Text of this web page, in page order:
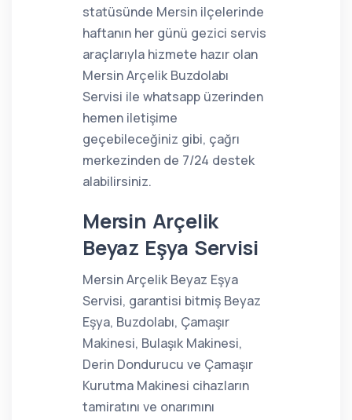
statüsünde Mersin ilçelerinde
haftanın her günü gezici servis
araçlarıyla hizmete hazır olan
Mersin Arçelik Buzdolabı
Servisi ile whatsapp üzerinden
hemen iletişime
geçebileceğiniz gibi, çağrı
merkezinden de 7/24 destek
alabilirsiniz.
Mersin Arçelik
Beyaz Eşya Servisi
Mersin Arçelik Beyaz Eşya
Servisi, garantisi bitmiş Beyaz
Eşya, Buzdolabı, Çamaşır
Makinesi, Bulaşık Makinesi,
Derin Dondurucu ve Çamaşır
Kurutma Makinesi cihazların
tamiratını ve onarımını